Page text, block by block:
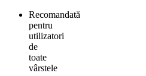
Recomandată
pentru
utilizatori
de
toate
vârstele